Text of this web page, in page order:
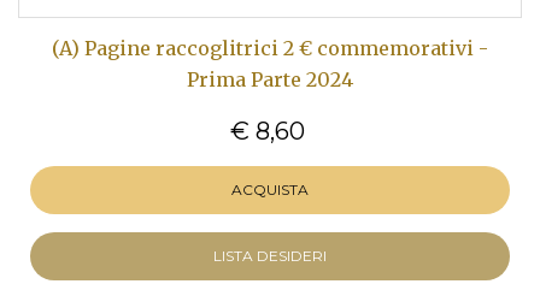
(A) Pagine raccoglitrici 2 € commemorativi -
Prima Parte 2024
€ 8,60
ACQUISTA
LISTA DESIDERI